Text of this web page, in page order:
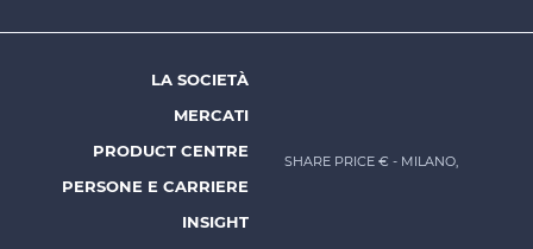
Prysmian
Footer
menu
-
Prysmian
LA SOCIETÀ
MERCATI
PRODUCT CENTRE
PERSONE E CARRIERE
INSIGHT
SHARE PRICE € - MILANO,